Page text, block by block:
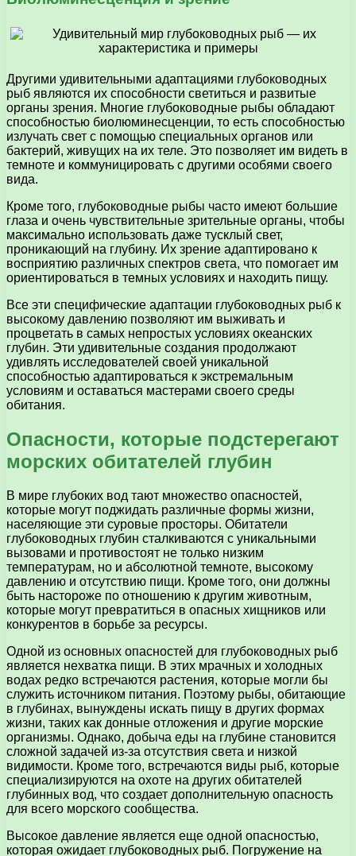
Другими удивительными адаптациями глубоководных
рыб являются их способности светиться и развитые
органы зрения. Многие глубоководные рыбы обладают
способностью биолюминесценции, то есть способностью
излучать свет с помощью специальных органов или
бактерий, живущих на их теле. Это позволяет им видеть в
темноте и коммуницировать с другими особями своего
вида.
Кроме того, глубоководные рыбы часто имеют большие
глаза и очень чувствительные зрительные органы, чтобы
максимально использовать даже тусклый свет,
проникающий на глубину. Их зрение адаптировано к
восприятию различных спектров света, что помогает им
ориентироваться в темных условиях и находить пищу.
Все эти специфические адаптации глубоководных рыб к
высокому давлению позволяют им выживать и
процветать в самых непростых условиях океанских
глубин. Эти удивительные создания продолжают
удивлять исследователей своей уникальной
способностью адаптироваться к экстремальным
условиям и оставаться мастерами своего среды
обитания.
Опасности, которые подстерегают
морских обитателей глубин
В мире глубоких вод тают множество опасностей,
которые могут поджидать различные формы жизни,
населяющие эти суровые просторы. Обитатели
глубоководных глубин сталкиваются с уникальными
вызовами и противостоят не только низким
температурам, но и абсолютной темноте, высокому
давлению и отсутствию пищи. Кроме того, они должны
быть настороже по отношению к другим животным,
которые могут превратиться в опасных хищников или
конкурентов в борьбе за ресурсы.
Одной из основных опасностей для глубоководных рыб
является нехватка пищи. В этих мрачных и холодных
водах редко встречаются растения, которые могли бы
служить источником питания. Поэтому рыбы, обитающие
в глубинах, вынуждены искать пищу в других формах
жизни, таких как донные отложения и другие морские
организмы. Однако, добыча еды на глубине становится
сложной задачей из-за отсутствия света и низкой
видимости. Кроме того, встречаются виды рыб, которые
специализируются на охоте на других обитателей
глубинных вод, что создает дополнительную опасность
для всего морского сообщества.
Высокое давление является еще одной опасностью,
которая ожидает глубоководных рыб. Погружение на